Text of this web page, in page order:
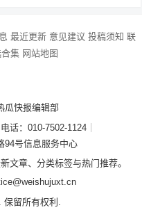
最近更新 意见建议 投稿须知 联
集 网站地图
瓜快报编辑部
电话：010-7502-1124｜
94号信息服务中心
文章、分类标签与热门推荐。
保留所有权利.